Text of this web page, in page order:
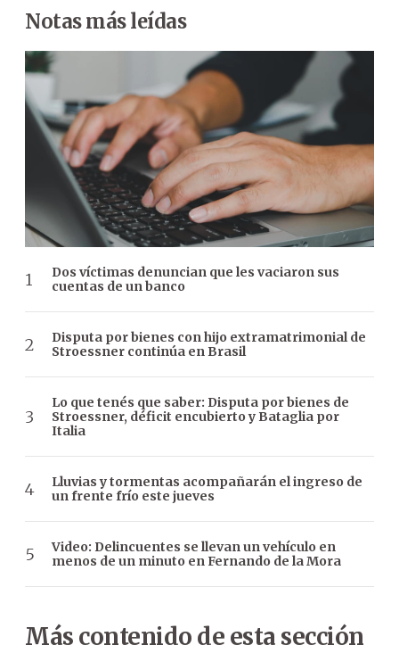
Notas más leídas
Dos víctimas denuncian que les vaciaron sus
cuentas de un banco
Disputa por bienes con hijo extramatrimonial de
Stroessner continúa en Brasil
Lo que tenés que saber: Disputa por bienes de
Stroessner, déficit encubierto y Bataglia por
Italia
Lluvias y tormentas acompañarán el ingreso de
un frente frío este jueves
Video: Delincuentes se llevan un vehículo en
menos de un minuto en Fernando de la Mora
Más contenido de esta sección